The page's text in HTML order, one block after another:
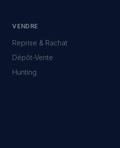
VENDRE
Reprise & Rachat
Dépôt-Vente
Hunting